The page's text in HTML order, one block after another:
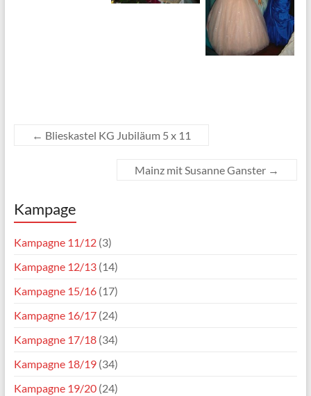
← Blieskastel KG Jubiläum 5 x 11
Mainz mit Susanne Ganster →
Kampage
Kampagne 11/12(3)
Kampagne 12/13(14)
Kampagne 15/16(17)
Kampagne 16/17(24)
Kampagne 17/18(34)
Kampagne 18/19(34)
Kampagne 19/20(24)